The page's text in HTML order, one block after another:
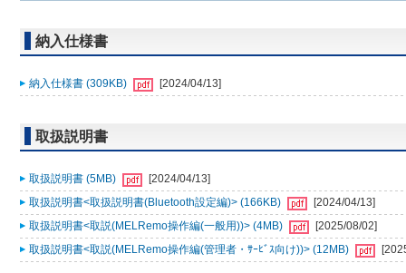
納入仕様書
納入仕様書 (309KB) [2024/04/13]
取扱説明書
取扱説明書 (5MB)
[2024/04/13]
取扱説明書<取扱説明書(Bluetooth設定編)> (166KB)
[2024/04/13]
取扱説明書<取説(MELRemo操作編(一般用))> (4MB)
[2025/08/02]
取扱説明書<取説(MELRemo操作編(管理者・ｻｰﾋﾞｽ向け))> (12MB)